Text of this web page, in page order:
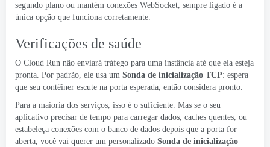
segundo plano ou mantém conexões WebSocket, sempre ligado é a
única opção que funciona corretamente.
Verificações de saúde
O Cloud Run não enviará tráfego para uma instância até que ela esteja
pronta. Por padrão, ele usa um Sonda de inicialização TCP: espera
que seu contêiner escute na porta esperada, então considera pronto.
Para a maioria dos serviços, isso é o suficiente. Mas se o seu
aplicativo precisar de tempo para carregar dados, caches quentes, ou
estabeleça conexões com o banco de dados depois que a porta for
aberta, você vai querer um personalizado Sonda de inicialização